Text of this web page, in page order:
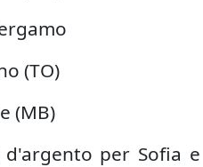
(TO)
(MB)
per Sofia